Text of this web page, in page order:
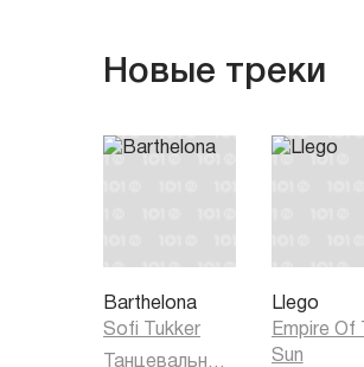
Новые треки
Barthelona
Sofi Tukker
Llego
Empire Of
Sun